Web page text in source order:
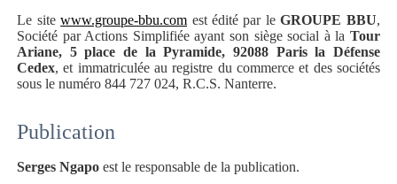
Le sitewww.groupe-bbu.com est édité par leGROUPE BBU,
Société par Actions Simplifiée ayant son siège social à la Tour
Ariane, 5 place de la Pyramide, 92088 Paris la Défense
Cedex, et immatriculée au registre du commerce et des sociétés
sous le numéro 844 727 024, R.C.S. Nanterre.
Publication
Serges Ngapo est le responsable de la publication.